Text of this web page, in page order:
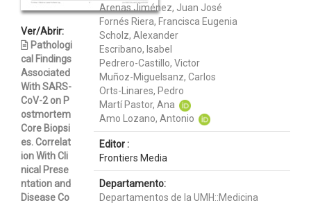
Ver/Abrir:
Pathologi
cal Findings
Associated
With SARS-
CoV-2 on P
ostmortem
Core Biopsi
es. Correlat
ion With Cli
nical Prese
ntation and
Disease Co
Arenas Jiménez, Juan José
Fornés Riera, Francisca Eugenia
Scholz, Alexander
Escribano, Isabel
Pedrero-Castillo, Victor
Muñoz-Miguelsanz, Carlos
Orts-Linares, Pedro
Martí Pastor, Ana
Amo Lozano, Antonio
Editor :
Frontiers Media
Departamento:
Departamentos de la UMH::Medicina